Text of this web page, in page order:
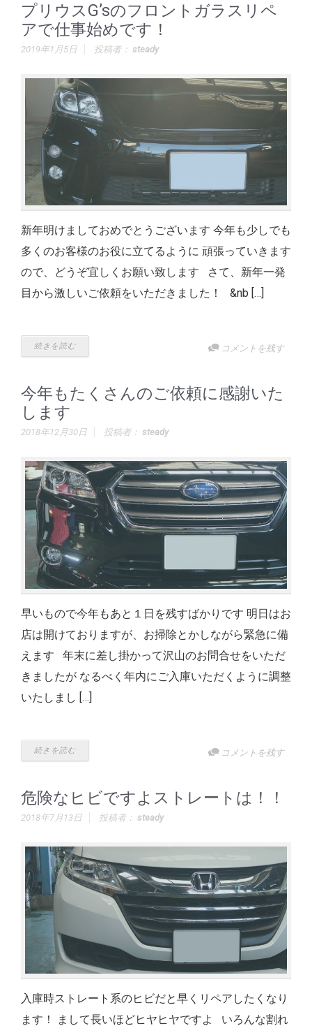
プリウスG’sのフロントガラスリペ
アで仕事始めです！
2019年1月5日 投稿者： steady
新年明けましておめでとうございます 今年も少しでも
多くのお客様のお役に立てるように 頑張っていきます
ので、どうぞ宜しくお願い致します さて、新年一発
目から激しいご依頼をいただきました！ &nb […]
続きを読む コメントを残す
今年もたくさんのご依頼に感謝いた
します
2018年12月30日 投稿者： steady
早いもので今年もあと１日を残すばかりです 明日はお
店は開けておりますが、お掃除とかしながら緊急に備
えます 年末に差し掛かって沢山のお問合せをいただ
きましたが なるべく年内にご入庫いただくように調整
いたしまし […]
続きを読む コメントを残す
危険なヒビですよストレートは！！
2018年7月13日 投稿者： steady
入庫時ストレート系のヒビだと早くリペアしたくなり
ます！ まして長いほどヒヤヒヤですよ いろんな割れ